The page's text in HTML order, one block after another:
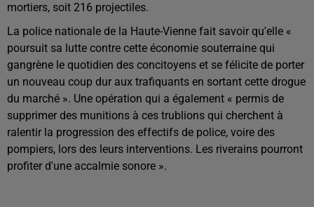
mortiers, soit 216 projectiles.
La police nationale de la Haute-Vienne fait savoir qu'elle «
poursuit sa lutte contre cette économie souterraine qui
gangrène le quotidien des concitoyens et se félicite de porter
un nouveau coup dur aux trafiquants en sortant cette drogue
du marché ». Une opération qui a également « permis de
supprimer des munitions à ces trublions qui cherchent à
ralentir la progression des effectifs de police, voire des
pompiers, lors des leurs interventions. Les riverains pourront
profiter d'une accalmie sonore ».